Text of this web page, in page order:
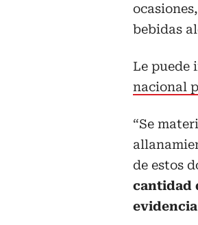
bebidas
Le puede
nacional
“Se
de estos
cantidad